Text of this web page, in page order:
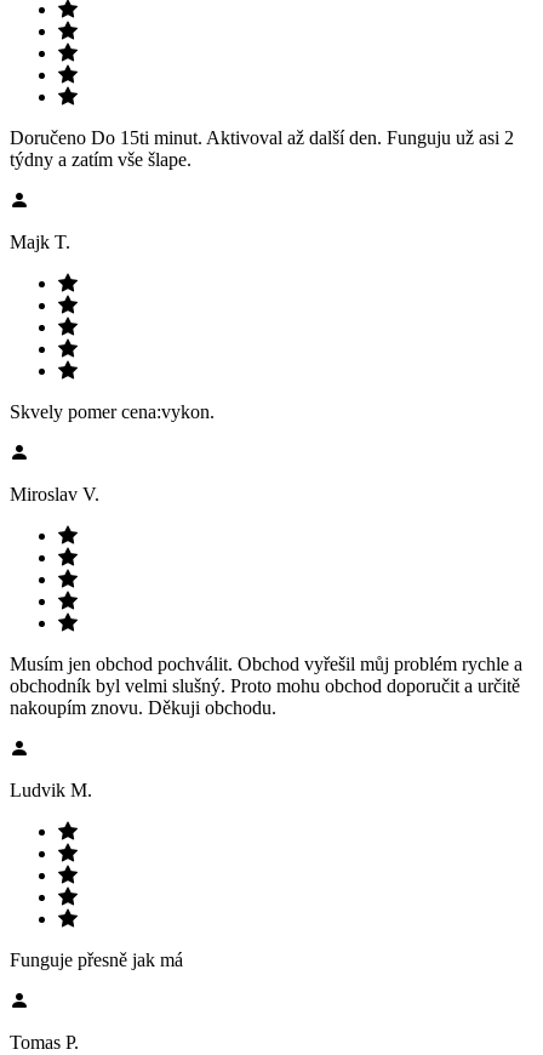
Doručeno Do 15ti minut. Aktivoval až další den. Funguju už asi 2
týdny a zatím vše šlape.
Majk T.
Skvely pomer cena:vykon.
Miroslav V.
Musím jen obchod pochválit. Obchod vyřešil můj problém rychle a
obchodník byl velmi slušný. Proto mohu obchod doporučit a určitě
nakoupím znovu. Děkuji obchodu.
Ludvik M.
Funguje přesně jak má
Tomas P.